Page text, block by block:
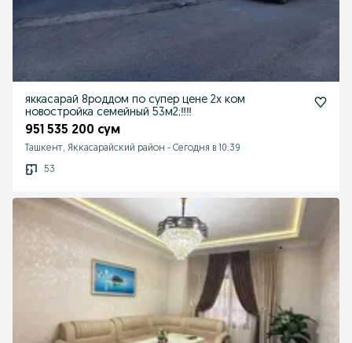
яккасарай 8роддом по супер цене 2х ком
новостройка семейный 53м2;‼️‼️
951 535 200 сум
Ташкент, Яккасарайский район - Сегодня в 10:39
53